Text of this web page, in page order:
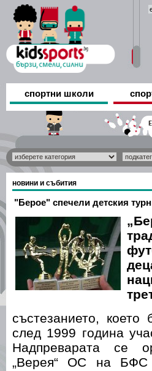
спортни школи
новини и събития
"Берое" спечели детския
състезанието,
след 1999 година
Надпреварата се
„Верея“ ОС на